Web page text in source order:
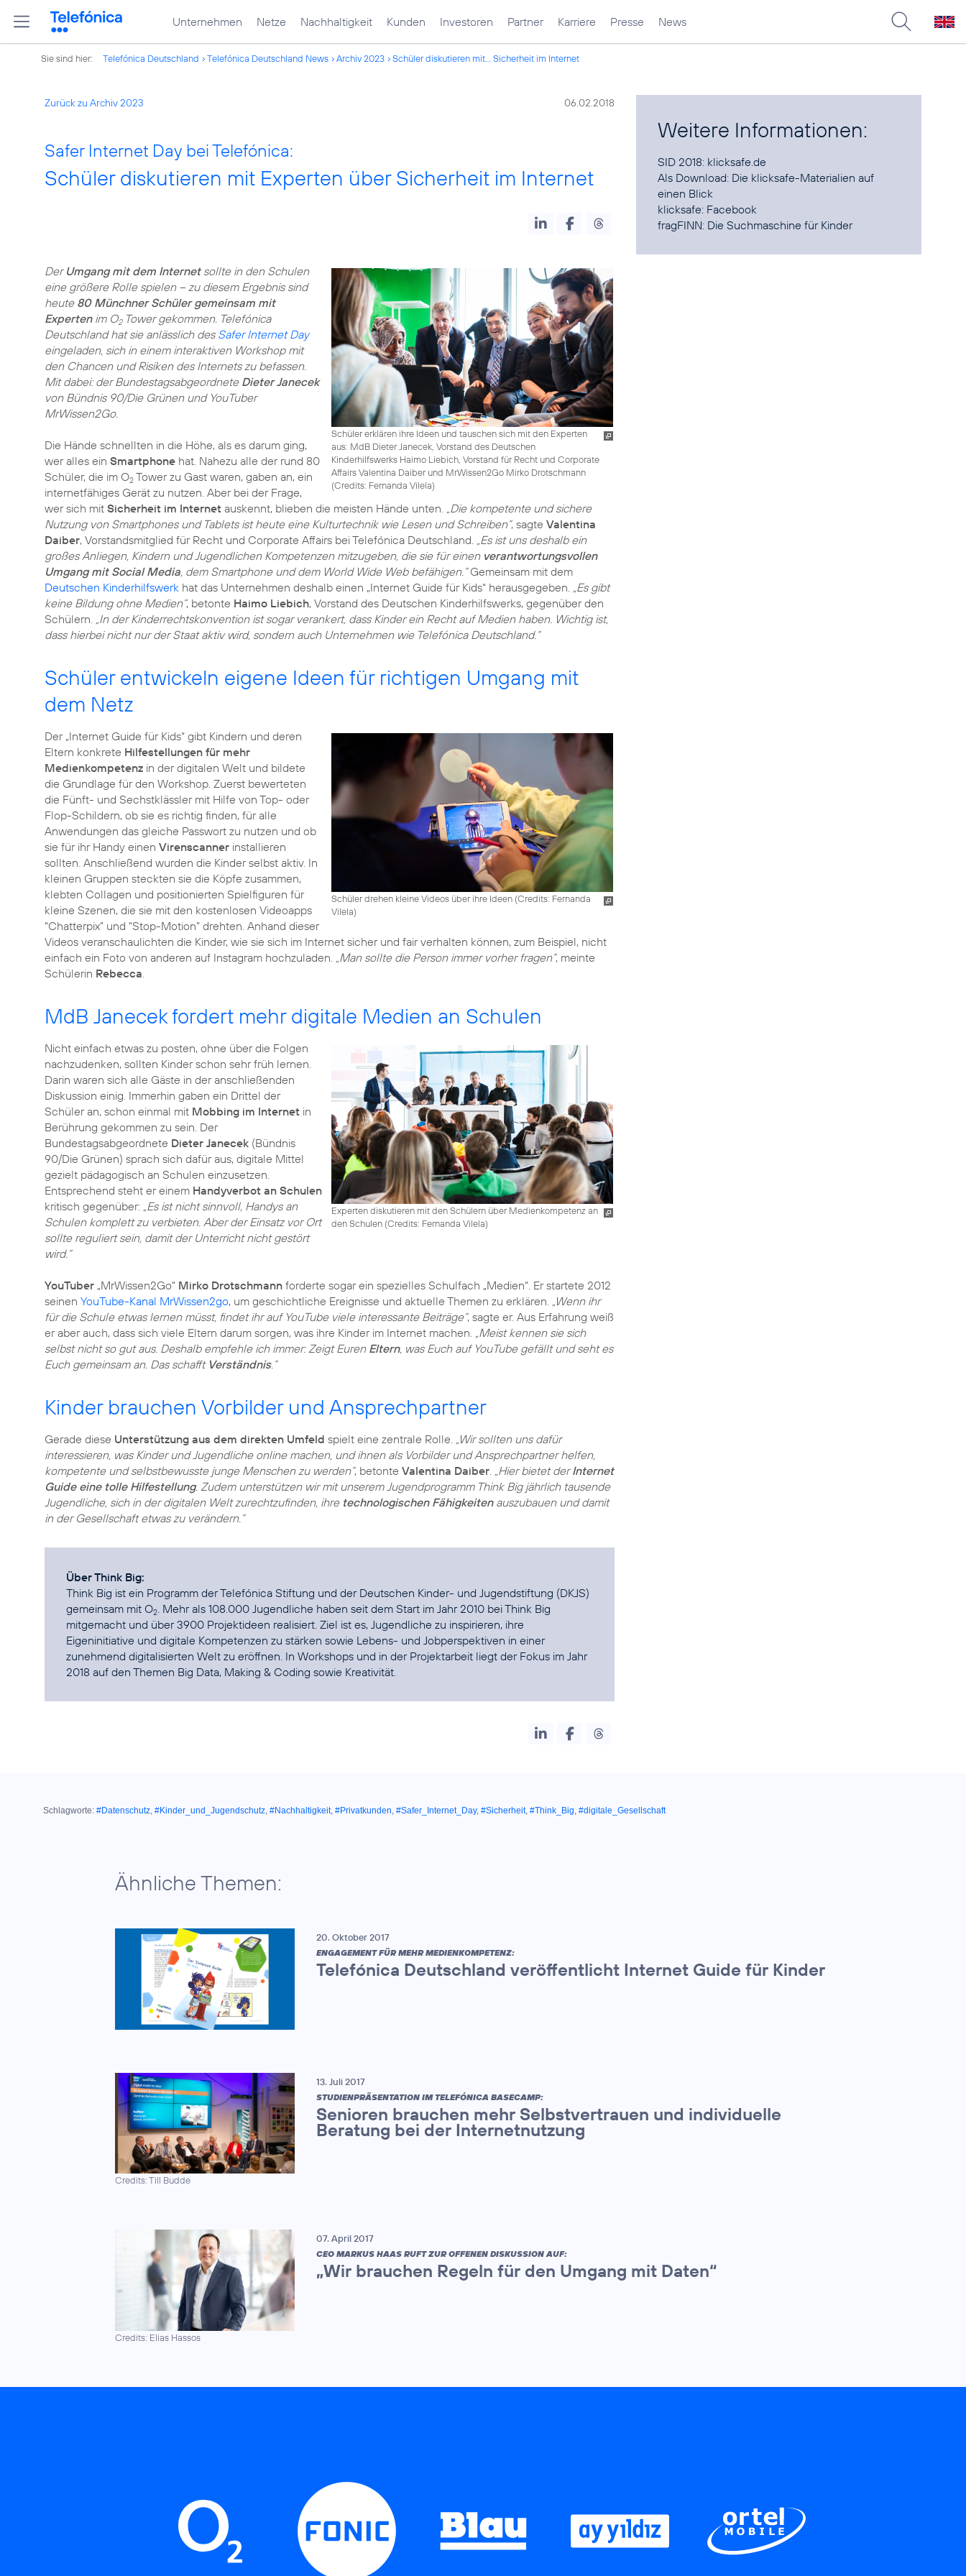
Unternehmen Netze Nachhaltigkeit Kunden Investoren Partner Karriere Presse News
Sie sind hier: Telefónica Deutschland Telefónica Deutschland News Archiv 2023 Schüler diskutieren mit... Sicherheit im Internet
Zurück zu Archiv 2023 06.02.2018
Safer Internet Day bei Telefónica:
Schüler diskutieren mit Experten über Sicherheit im Internet
Schüler erklären ihre Ideen und tauschen sich mit den Experten
aus: MdB Dieter Janecek, Vorstand des Deutschen
Kinderhilfswerks Haimo Liebich, Vorstand für Recht und Corporate
Affairs Valentina Daiber und MrWissen2Go Mirko Drotschmann
(Credits: Fernanda Vilela)
Der Umgang mit dem Internetsollte in den Schulen
eine größere Rolle spielen – zu diesem Ergebnis sind
heute 80 Münchner Schüler gemeinsam mit
Expertenim O2Tower gekommen. Telefónica
Deutschland hat sie anlässlich des Safer Internet Day
eingeladen, sich in einem interaktiven Workshop mit
den Chancen und Risiken des Internets zu befassen.
Mit dabei: der Bundestagsabgeordnete Dieter Janecek
von Bündnis 90/Die Grünen und YouTuber
MrWissen2Go.
Die Hände schnellten in die Höhe, als es darum ging,
wer alles ein Smartphone hat. Nahezu alle der rund 80
Schüler, die im O2 Tower zu Gast waren, gaben an, ein
internetfähiges Gerät zu nutzen. Aber bei der Frage,
wer sich mit Sicherheit im Internet auskennt, blieben die meisten Hände unten. „Die kompetente und sichere
Nutzung von Smartphones und Tablets ist heute eine Kulturtechnik wie Lesen und Schreiben“, sagte Valentina
Daiber, Vorstandsmitglied für Recht und Corporate Affairs bei Telefónica Deutschland. „Es ist uns deshalb ein
großes Anliegen, Kindern und Jugendlichen Kompetenzen mitzugeben, die sie für einen verantwortungsvollen
Umgang mit Social Media, dem Smartphone und dem World Wide Web befähigen.“Gemeinsam mit dem
Deutschen Kinderhilfswerk hat das Unternehmen deshalb einen „Internet Guide für Kids“ herausgegeben. „Es gibt
keine Bildung ohne Medien“, betonte Haimo Liebich, Vorstand des Deutschen Kinderhilfswerks, gegenüber den
Schülern. „In der Kinderrechtskonvention ist sogar verankert, dass Kinder ein Recht auf Medien haben. Wichtig ist,
dass hierbei nicht nur der Staat aktiv wird, sondern auch Unternehmen wie Telefónica Deutschland.“
Schüler entwickeln eigene Ideen für richtigen Umgang mit
dem Netz
Schüler drehen kleine Videos über ihre Ideen (Credits: Fernanda
Vilela)
Der „Internet Guide für Kids“ gibt Kindern und deren
Eltern konkrete Hilfestellungen für mehr
Medienkompetenz in der digitalen Welt und bildete
die Grundlage für den Workshop. Zuerst bewerteten
die Fünft- und Sechstklässler mit Hilfe von Top- oder
Flop-Schildern, ob sie es richtig finden, für alle
Anwendungen das gleiche Passwort zu nutzen und ob
sie für ihr Handy einen Virenscanner installieren
sollten. Anschließend wurden die Kinder selbst aktiv. In
kleinen Gruppen steckten sie die Köpfe zusammen,
klebten Collagen und positionierten Spielfiguren für
kleine Szenen, die sie mit den kostenlosen Videoapps
“Chatterpix” und “Stop-Motion” drehten. Anhand dieser
Videos veranschaulichten die Kinder, wie sie sich im Internet sicher und fair verhalten können, zum Beispiel, nicht
einfach ein Foto von anderen auf Instagram hochzuladen. „Man sollte die Person immer vorher fragen“, meinte
Schülerin Rebecca.
MdB Janecek fordert mehr digitale Medien an Schulen
Experten diskutieren mit den Schülern über Medienkompetenz an
den Schulen (Credits: Fernanda Vilela)
Nicht einfach etwas zu posten, ohne über die Folgen
nachzudenken, sollten Kinder schon sehr früh lernen.
Darin waren sich alle Gäste in der anschließenden
Diskussion einig. Immerhin gaben ein Drittel der
Schüler an, schon einmal mit Mobbing im Internet in
Berührung gekommen zu sein. Der
Bundestagsabgeordnete Dieter Janecek (Bündnis
90/Die Grünen) sprach sich dafür aus, digitale Mittel
gezielt pädagogisch an Schulen einzusetzen.
Entsprechend steht er einem Handyverbot an Schulen
kritisch gegenüber: „Es ist nicht sinnvoll, Handys an
Schulen komplett zu verbieten. Aber der Einsatz vor Ort
sollte reguliert sein, damit der Unterricht nicht gestört
wird.“
YouTuber „MrWissen2Go“ Mirko Drotschmann forderte sogar ein spezielles Schulfach „Medien“. Er startete 2012
seinen YouTube-Kanal MrWissen2go, um geschichtliche Ereignisse und aktuelle Themen zu erklären. „Wenn ihr
für die Schule etwas lernen müsst, findet ihr auf YouTube viele interessante Beiträge“, sagte er. Aus Erfahrung weiß
er aber auch, dass sich viele Eltern darum sorgen, was ihre Kinder im Internet machen. „Meist kennen sie sich
selbst nicht so gut aus. Deshalb empfehle ich immer: Zeigt Euren Eltern, was Euch auf YouTube gefällt und seht es
Euch gemeinsam an. Das schafft Verständnis.“
Kinder brauchen Vorbilder und Ansprechpartner
Gerade diese Unterstützung aus dem direkten Umfeld spielt eine zentrale Rolle. „Wir sollten uns dafür
interessieren, was Kinder und Jugendliche online machen, und ihnen als Vorbilder und Ansprechpartner helfen,
kompetente und selbstbewusste junge Menschen zu werden“, betonte Valentina Daiber. „Hier bietet derInternet
Guide eine tolle Hilfestellung. Zudem unterstützen wir mit unserem Jugendprogramm Think Big jährlich tausende
Jugendliche, sich in der digitalen Welt zurechtzufinden, ihre technologischen Fähigkeiten auszubauen und damit
in der Gesellschaft etwas zu verändern.“
Über Think Big:
Think Big ist ein Programm der Telefónica Stiftung und der Deutschen Kinder- und Jugendstiftung (DKJS)
gemeinsam mit O2. Mehr als 108.000 Jugendliche haben seit dem Start im Jahr 2010 bei Think Big
mitgemacht und über 3900 Projektideen realisiert. Ziel ist es, Jugendliche zu inspirieren, ihre
Eigeninitiative und digitale Kompetenzen zu stärken sowie Lebens- und Jobperspektiven in einer
zunehmend digitalisierten Welt zu eröffnen. In Workshops und in der Projektarbeit liegt der Fokus im Jahr
2018 auf den Themen Big Data, Making & Coding sowie Kreativität.
Weitere Informationen:
SID 2018: klicksafe.de
Als Download: Die klicksafe-Materialien auf
einen Blick
klicksafe: Facebook
fragFINN: Die Suchmaschine für Kinder
Schlagworte: #Datenschutz, #Kinder_und_Jugendschutz, #Nachhaltigkeit, #Privatkunden, #Safer_Internet_Day, #Sicherheit, #Think_Big, #digitale_Gesellschaft
Ähnliche Themen:
20. Oktober 2017
ENGAGEMENT FÜR MEHR MEDIENKOMPETENZ:
Telefónica Deutschland veröffentlicht Internet Guide für Kinder
Credits: Till Budde
13. Juli 2017
STUDIENPRÄSENTATION IM TELEFÓNICA BASECAMP:
Senioren brauchen mehr Selbstvertrauen und individuelle
Beratung bei der Internetnutzung
Credits: Elias Hassos
07. April 2017
CEO MARKUS HAAS RUFT ZUR OFFENEN DISKUSSION AUF:
„Wir brauchen Regeln für den Umgang mit Daten“